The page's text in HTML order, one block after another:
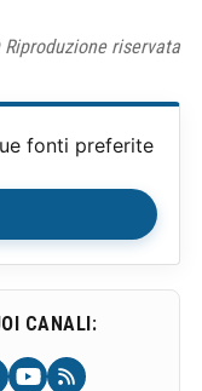
riservata
fonti preferite
CANALI: